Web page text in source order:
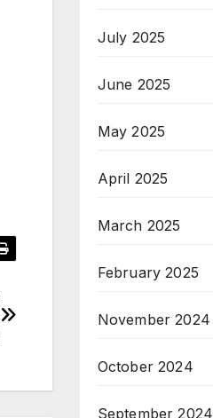
July 2025
June 2025
May 2025
April 2025
March 2025
February 2025
November 2024
October 2024
September 2024